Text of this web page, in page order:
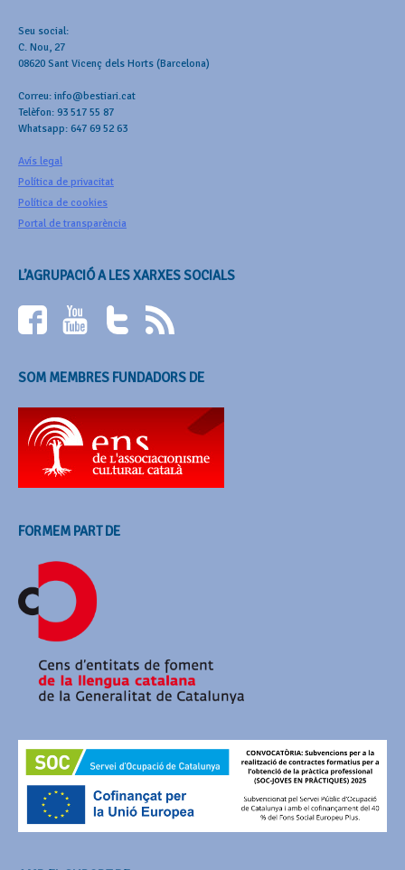
Seu social:
C. Nou, 27
08620 Sant Vicenç dels Horts (Barcelona)
Correu: info@bestiari.cat
Telèfon: 93 517 55 87
Whatsapp: 647 69 52 63
Avís legal
Política de privacitat
Política de cookies
Portal de transparència
L’AGRUPACIÓ A LES XARXES SOCIALS
SOM MEMBRES FUNDADORS DE
FORMEM PART DE